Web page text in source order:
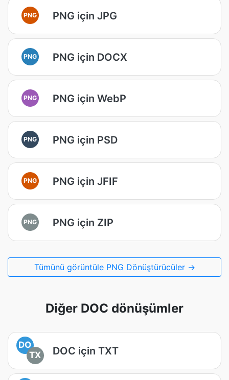
PNG PNG için JPG
PNG PNG için DOCX
PNG PNG için WebP
PNG PNG için PSD
PNG PNG için JFIF
PNG PNG için ZIP
Tümünü görüntüle PNG Dönüştürücüler →
Diğer DOC dönüşümler
DO
TX
DOC için TXT